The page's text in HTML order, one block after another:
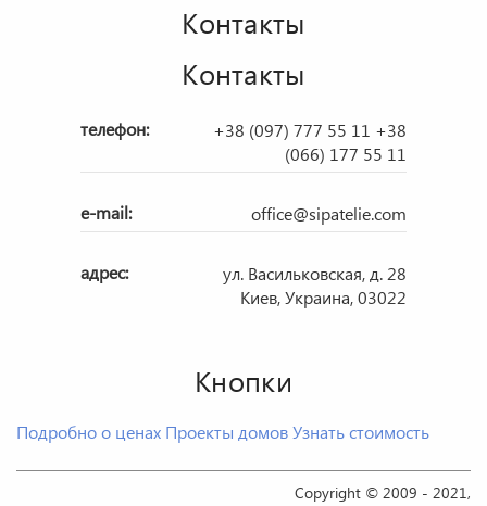
Контакты
Контакты
телефон: +38 (097) 777 55 11 +38
(066) 177 55 11
e-mail: office@sipatelie.com
адрес:
ул. Васильковская, д. 28
Киев, Украина, 03022
Кнопки
Подробно о ценах Проекты домовУзнать стоимость
Copyright © 2009 - 2021,